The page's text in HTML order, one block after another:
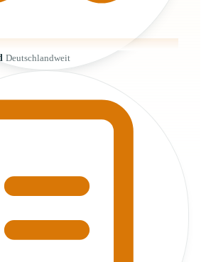
Deutschlandweit